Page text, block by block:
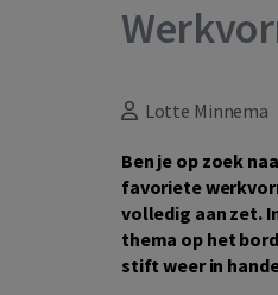
Lotte Minnema
Ben je op zoek
favoriete
volledig aan zet.
thema op het
stift weer in